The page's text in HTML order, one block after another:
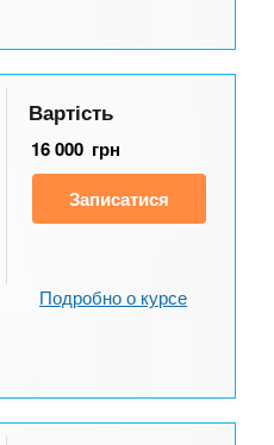
Вартість
16 000 грн
Записатися
Подробно о курсе